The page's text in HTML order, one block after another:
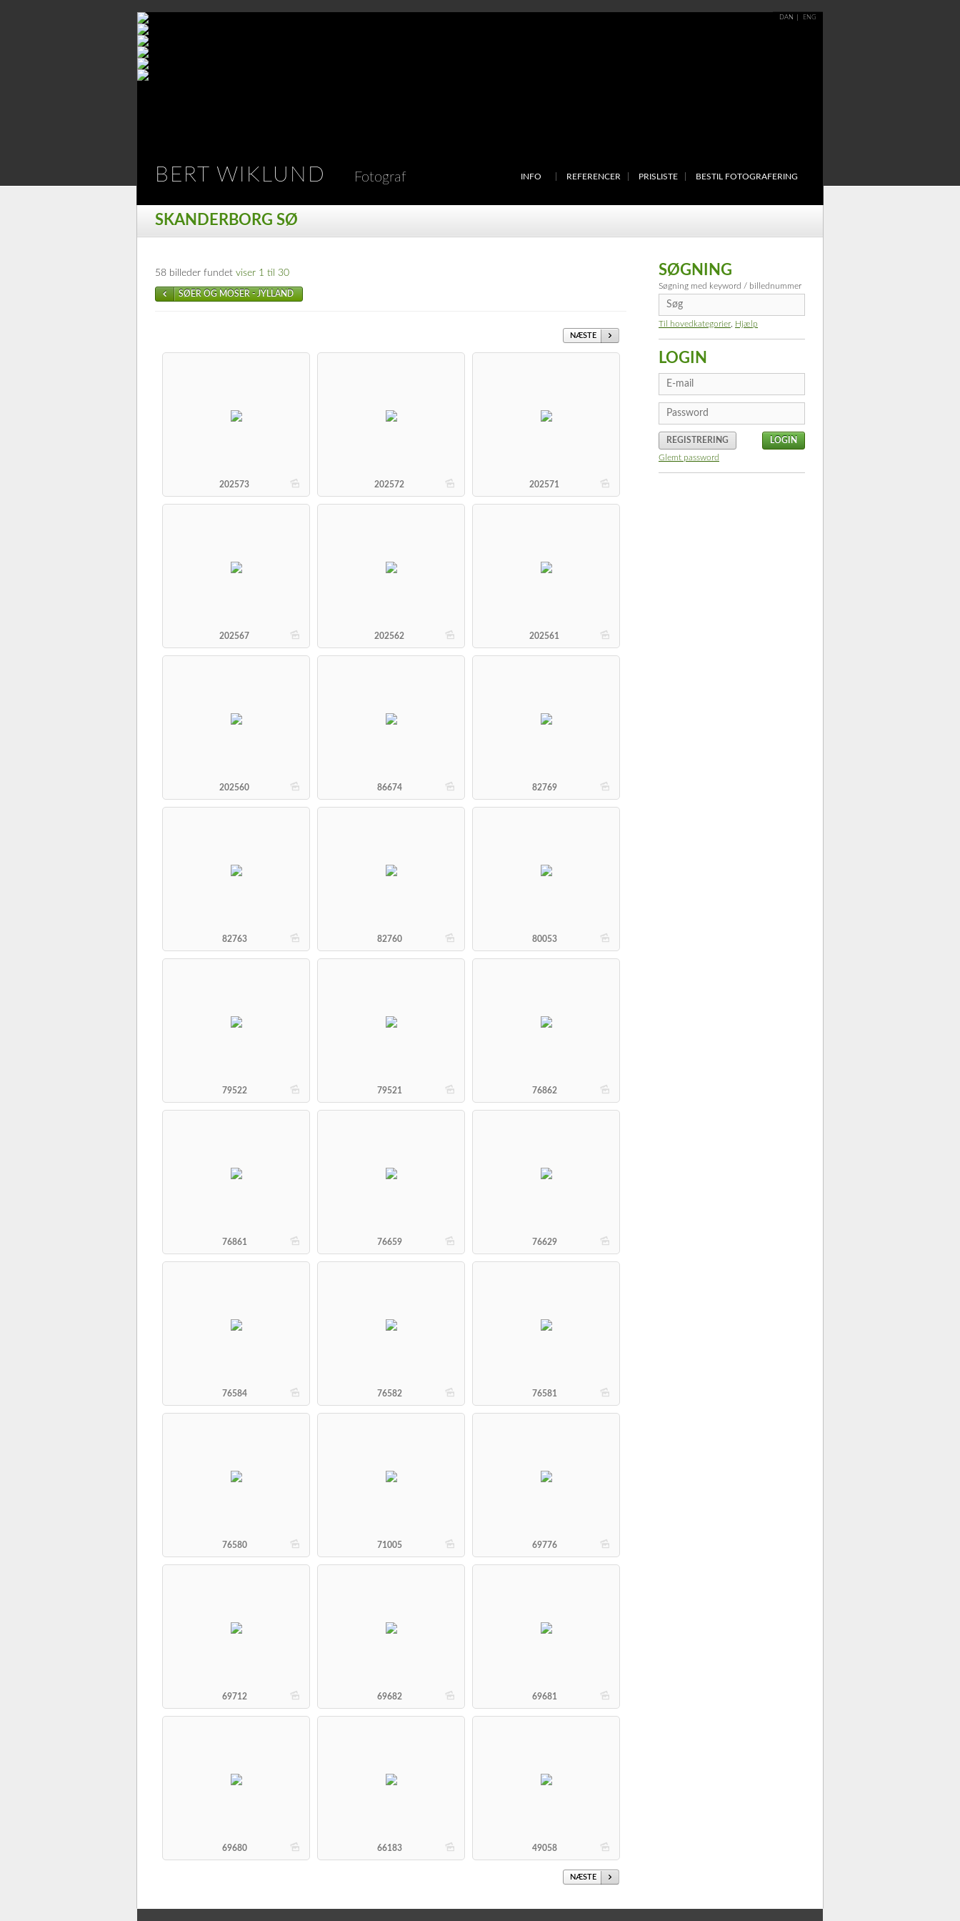
DAN ENG
BERT WIKLUND Fotograf INFO REFERENCER PRISLISTE BESTIL FOTOGRAFERING
SKANDERBORG SØ
58 billeder fundet viser 1 til 30
SØER OG MOSER - JYLLAND
NÆSTE
b
202573 b
202572 b
202571
b
202567 b
202562 b
202561
b
202560 b
86674 b
82769
b
82763 b
82760 b
80053
b
79522 b
79521 b
76862
b
76861 b
76659 b
76629
b
76584 b
76582 b
76581
b
76580 b
71005 b
69776
b
69712 b
69682 b
69681
b
69680 b
66183 b
49058
NÆSTE
SØGNING
Søgning med keyword / billednummer
Til hovedkategorier Hjælp
LOGIN
REGISTRERING
Glemt password